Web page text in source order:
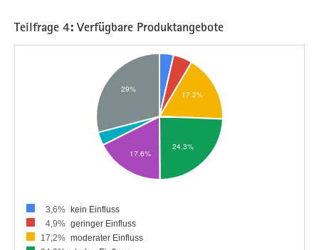
Teilfrage 4: Verfügbare Produktangebote
3,6%
kein Einfluss
4,9% geringer Einfluss
17,2% moderater Einfluss